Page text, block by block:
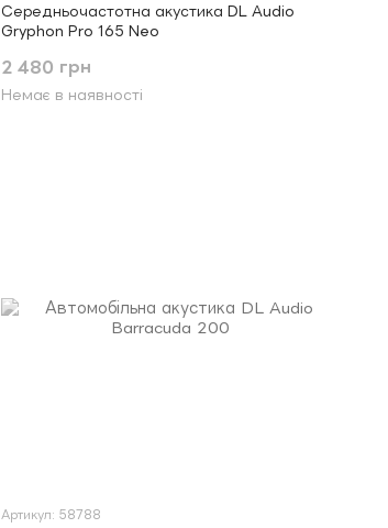
Середньочастотна акустика DL Audio
Gryphon Pro 165 Neo
2 480 грн
Немає в наявності
Артикул: 58788